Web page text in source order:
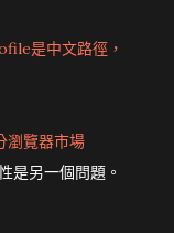
是中文路徑，
瀏覽器市場
是另一個問題。